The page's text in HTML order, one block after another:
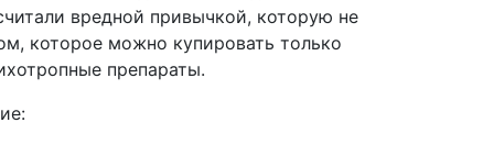
вредной привычкой, которую не
которое можно купировать только
препараты.